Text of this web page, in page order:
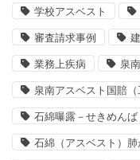
学校アスベスト
審査請求事例
業務上疾病 泉
泉南アスベスト国賠（
石綿曝露－せきめんば
石綿（アスベスト）肺